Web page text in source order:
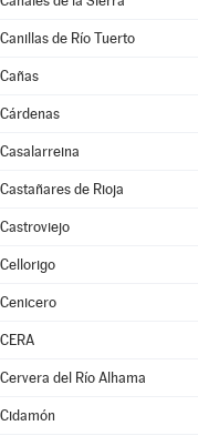
Canillas de Río Tuerto
Cañas
Cárdenas
Casalarreina
Castañares de Rioja
Castroviejo
Cellorigo
Cenicero
CERA
Cervera del Río Alhama
Cidamón